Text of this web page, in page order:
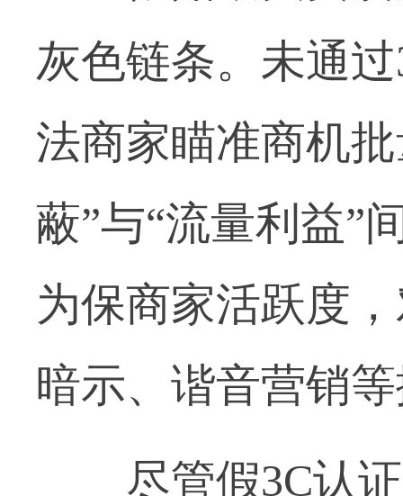
灰色链条。未通
法商家瞄准商机
蔽”与“流量利益”
为保商家活跃度
暗示、谐音营销
尽管假3C认证